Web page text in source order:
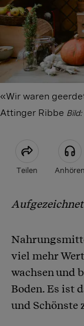
«Wir waren
Attinger Ribbe
Teilen Anhören
viel mehr
wachsen und
Boden. Es ist
und Schönste